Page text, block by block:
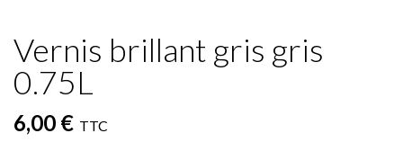
Vernis brillant gris gris
0.75L
6,00 € TTC